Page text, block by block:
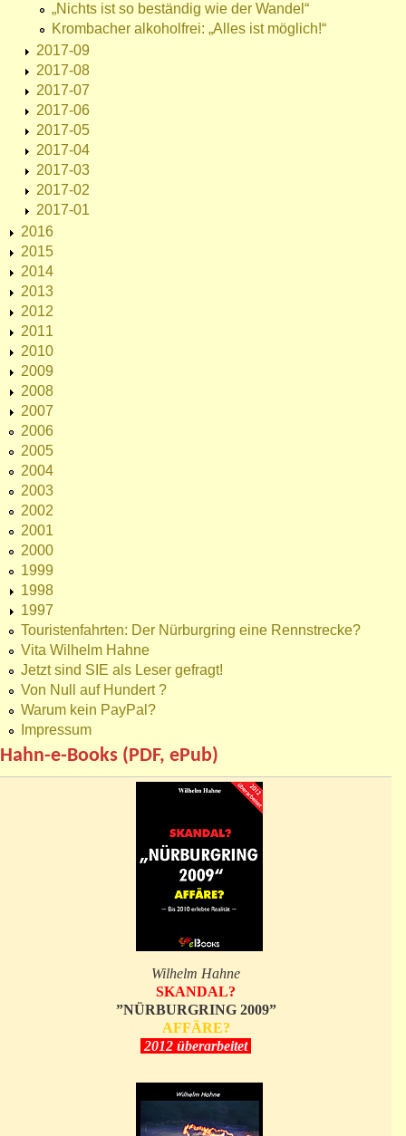
„Nichts ist so beständig wie der Wandel“
Krombacher alkoholfrei: „Alles ist möglich!“
2017-09
2017-08
2017-07
2017-06
2017-05
2017-04
2017-03
2017-02
2017-01
2016
2015
2014
2013
2012
2011
2010
2009
2008
2007
2006
2005
2004
2003
2002
2001
2000
1999
1998
1997
Touristenfahrten: Der Nürburgring eine Rennstrecke?
Vita Wilhelm Hahne
Jetzt sind SIE als Leser gefragt!
Von Null auf Hundert ?
Warum kein PayPal?
Impressum
Hahn-e-Books (PDF, ePub)
Wilhelm Hahne
SKANDAL?
”NÜRBURGRING 2009”
AFFÄRE?
2012 überarbeitet